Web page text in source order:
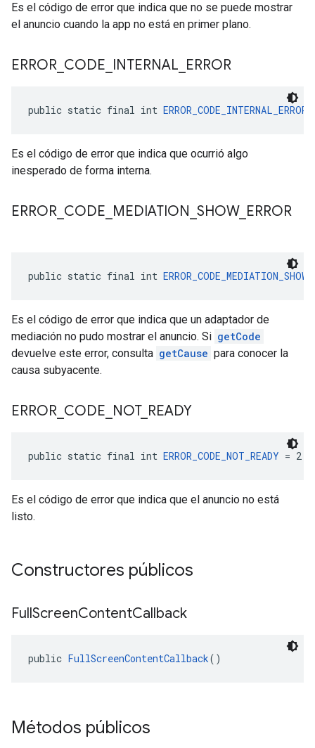
Es el código de error que indica que no se puede mostrar
el anuncio cuando la app no está en primer plano.
ERROR CODE INTERNAL ERROR
public static final int ERROR_CODE_INTERNAL_ERROR
Es el código de error que indica que ocurrió algo
inesperado de forma interna.
ERROR CODE MEDIATION SHOW_ ERROR
public static final int
Es el código de error que indica que un adaptador de
mediación no pudo mostrar el anuncio. Si getCode
devuelve este error, consulta getCause para conocer la
causa subyacente.
ERROR CODE NOT_ READY
public static final int ERROR_CODE_NOT_READY = 2
Es el código de error que indica que el anuncio no está
listo.
Constructores públicos
FullScreenContentCallback
public FullScreenContentCallback()
Métodos públicos